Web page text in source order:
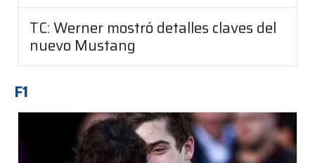
TC: Werner mostró detalles claves del
nuevo Mustang
F1